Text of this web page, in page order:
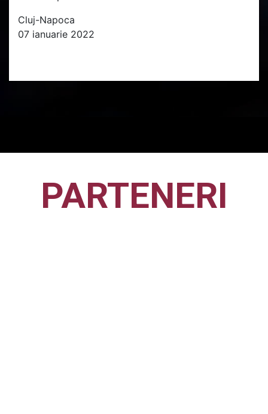
Cluj-Napoca
07 ianuarie 2022
PARTENERI